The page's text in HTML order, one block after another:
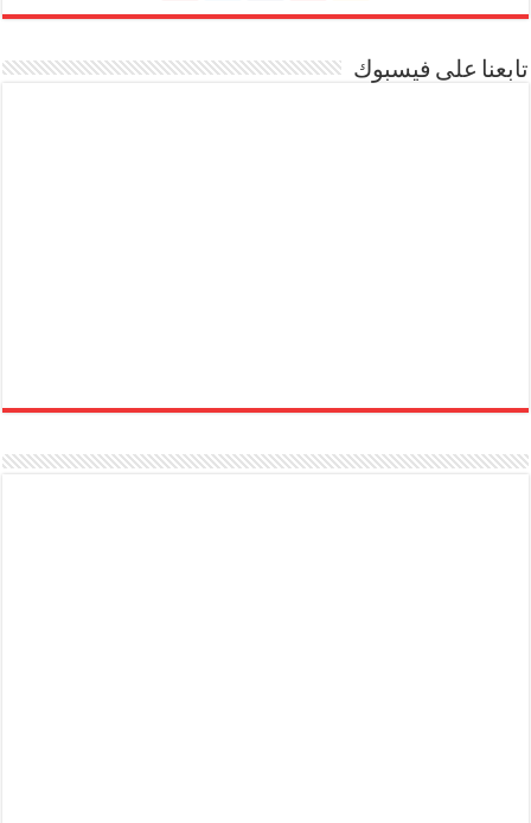
تابعنا على فيسبوك